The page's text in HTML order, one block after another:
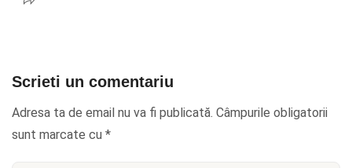
Scrieti un comentariu
Adresa ta de email nu va fi publicată. Câmpurile obligatorii
sunt marcate cu *